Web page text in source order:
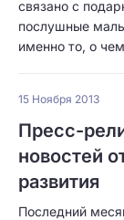
связано с
послушные
именно то, о
15 Ноября 2013
Пресс-
новостей
развития
Последний